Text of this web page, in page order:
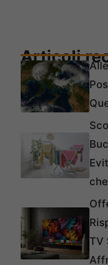
Articoli
TV